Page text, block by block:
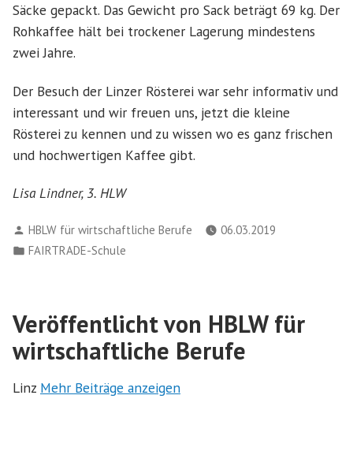
Säcke gepackt. Das Gewicht pro Sack beträgt 69 kg. Der
Rohkaffee hält bei trockener Lagerung mindestens
zwei Jahre.
Der Besuch der Linzer Rösterei war sehr informativ und
interessant und wir freuen uns, jetzt die kleine
Rösterei zu kennen und zu wissen wo es ganz frischen
und hochwertigen Kaffee gibt.
Lisa Lindner, 3. HLW
Verfasst
von
HBLW für wirtschaftliche Berufe
06.03.2019
Veröffentlicht
FAIRTRADE-Schule
Veröffentlicht von HBLW für
wirtschaftliche Berufe
Linz Mehr Beiträge anzeigen